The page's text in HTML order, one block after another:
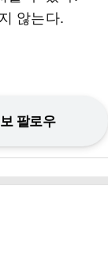
않는다.
팔로우